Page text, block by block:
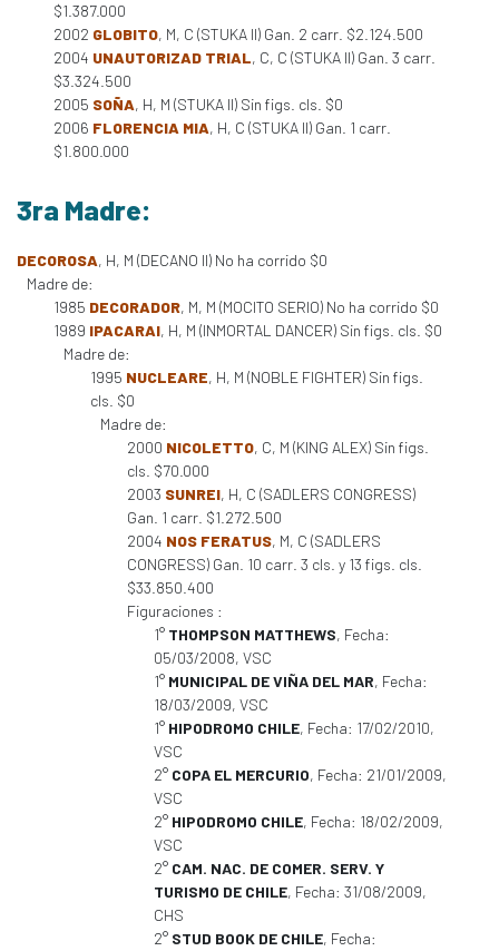
$1.387.000
2002 GLOBITO, M, C (STUKA II) Gan. 2 carr. $2.124.500
2004 UNAUTORIZAD TRIAL, C, C (STUKA II) Gan. 3 carr.
$3.324.500
2005 SOÑA, H, M (STUKA II) Sin figs. cls. $0
2006 FLORENCIA MIA, H, C (STUKA II) Gan. 1 carr.
$1.800.000
3ra Madre:
DECOROSA, H, M (DECANO II) No ha corrido $0
Madre de:
1985 DECORADOR, M, M (MOCITO SERIO) No ha corrido $0
1989 IPACARAI, H, M (INMORTAL DANCER) Sin figs. cls. $0
Madre de:
1995 NUCLEARE, H, M (NOBLE FIGHTER) Sin figs.
cls. $0
Madre de:
2000 NICOLETTO, C, M (KING ALEX) Sin figs.
cls. $70.000
2003 SUNREI, H, C (SADLERS CONGRESS)
Gan. 1 carr. $1.272.500
2004 NOS FERATUS, M, C (SADLERS
CONGRESS) Gan. 10 carr. 3 cls. y 13 figs. cls.
$33.850.400
Figuraciones :
1° THOMPSON MATTHEWS, Fecha:
05/03/2008, VSC
1° MUNICIPAL DE VIÑA DEL MAR, Fecha:
18/03/2009, VSC
1° HIPODROMO CHILE, Fecha: 17/02/2010,
VSC
2° COPA EL MERCURIO, Fecha: 21/01/2009,
VSC
2° HIPODROMO CHILE, Fecha: 18/02/2009,
VSC
2° CAM. NAC. DE COMER. SERV. Y
TURISMO DE CHILE, Fecha: 31/08/2009,
CHS
2° STUD BOOK DE CHILE, Fecha: